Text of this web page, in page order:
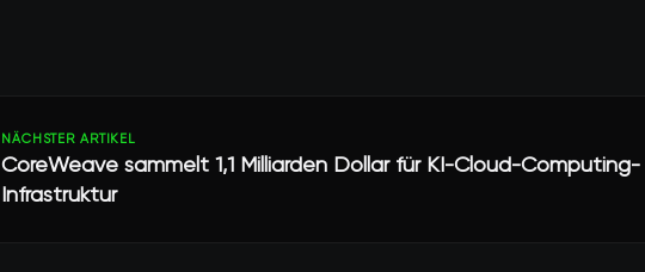
NÄCHSTER ARTIKEL
CoreWeave sammelt 1,1 Milliarden Dollar für KI-Cloud-Computing-
Infrastruktur